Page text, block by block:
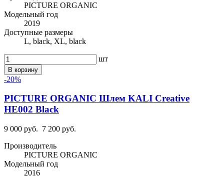
PICTURE ORGANIC
Модельный год
2019
Доступные размеры
L, black, XL, black
шт
В корзину
-20%
PICTURE ORGANIC Шлем KALI Creative
HE002 Black
9 000 руб. 7 200 руб.
Производитель
PICTURE ORGANIC
Модельный год
2016